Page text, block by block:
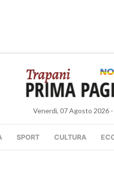
Venerdì, 07 Agosto 2026
SPORT CULTURA